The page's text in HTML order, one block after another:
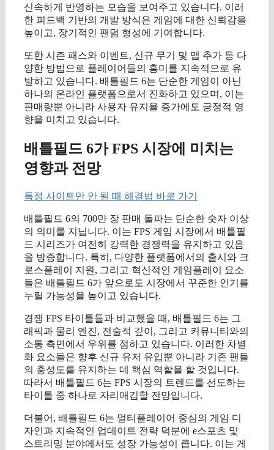
신속하게 반영하는 모습을 보여주고 있습니다. 이러
한 피드백 기반의 개발 방식은 게임에 대한 신뢰감을
높이고, 장기적인 팬덤 형성에 기여합니다.
또한 시즌 패스와 이벤트, 신규 무기 및 맵 추가 등 다
양한 방법으로 플레이어들의 흥미를 지속적으로 유
발하고 있습니다. 배틀필드 6는 단순한 게임이 아닌
하나의 온라인 플랫폼으로서 진화하고 있으며, 이는
판매량뿐 아니라 사용자 유지율 증가에도 긍정적 영
향을 미치고 있습니다.
배틀필드 6가 FPS 시장에 미치는
영향과 전망
특정 사이트만 안 될 때 해결법 바로 가기
배틀필드 6의 700만 장 판매 돌파는 단순한 숫자 이상
의 의미를 지닙니다. 이는 FPS 게임 시장에서 배틀필
드 시리즈가 여전히 강력한 경쟁력을 유지하고 있음
을 방증합니다. 특히, 다양한 플랫폼에서의 출시와 크
로스플레이 지원, 그리고 혁신적인 게임플레이 요소
들은 배틀필드 6가 앞으로도 시장에서 꾸준한 인기를
누릴 가능성을 높이고 있습니다.
경쟁 FPS 타이틀들과 비교했을 때, 배틀필드 6는 그
래픽과 물리 엔진, 전술적 깊이, 그리고 커뮤니티와의
소통 측면에서 우위를 점하고 있습니다. 이러한 차별
화 요소들은 향후 신규 유저 유입뿐 아니라 기존 팬들
의 충성도를 유지하는 데 핵심 역할을 할 것입니다.
따라서 배틀필드 6는 FPS 시장의 트렌드를 선도하는
타이틀 중 하나로 자리매김할 전망입니다.
더불어, 배틀필드 6는 멀티플레이어 중심의 게임 디
자인과 지속적인 업데이트 전략 덕분에 e스포츠 및
스트리밍 분야에서도 성장 가능성이 큽니다. 이는 게